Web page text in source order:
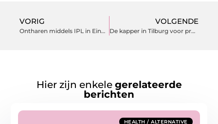
VORIG
Ontharen middels IPL in Eindhoven: hoe veilig is het?
VOLGENDE
De kapper in Tilburg voor professionaliteit en een persoonlijke aanpak
Hier zijn enkele gerelateerde
berichten
HEALTH / ALTERNATIVE